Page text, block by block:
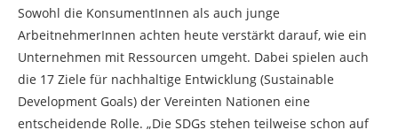
Sowohl die KonsumentInnen als auch junge
ArbeitnehmerInnen achten heute verstärkt darauf, wie ein
Unternehmen mit Ressourcen umgeht. Dabei spielen auch
die 17 Ziele für nachhaltige Entwicklung (Sustainable
Development Goals) der Vereinten Nationen eine
entscheidende Rolle. „Die SDGs stehen teilweise schon auf